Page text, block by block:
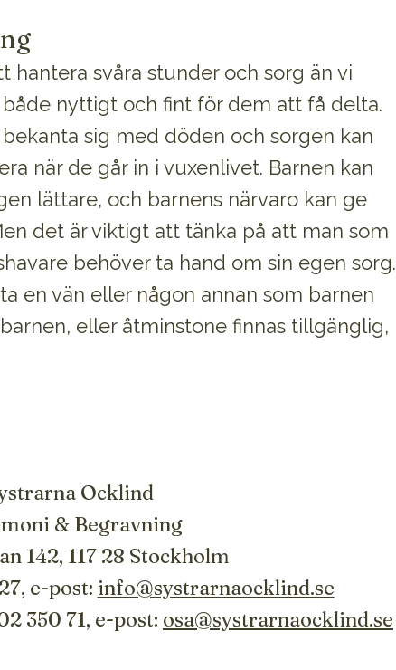
hantera svåra stunder och sorg än vi
nyttigt och fint för dem att få delta.
sig med döden och sorgen kan
när de går in i vuxenlivet. Barnen kan
lättare, och barnens närvaro kan ge
det är viktigt att tänka på att man som
behöver ta hand om sin egen sorg.
en vän eller någon annan som barnen
eller åtminstone finnas tillgänglig,
Ocklind
& Begravning
142, 117 28 Stockholm
e-post: info@systrarnaocklind.se
350 71, e-post: osa@systrarnaocklind.se